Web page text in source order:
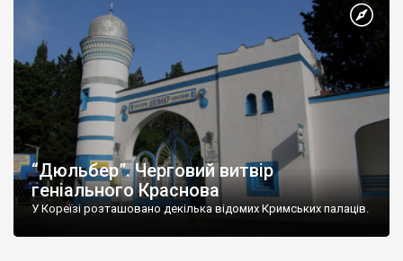
“Дюльбер”. Черговий витвір
геніального Краснова
У Кореїзі розташовано декілька відомих Кримських палаців.